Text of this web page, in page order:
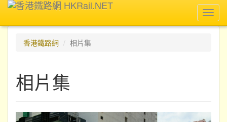
香港鐵路網
相片集
相片集